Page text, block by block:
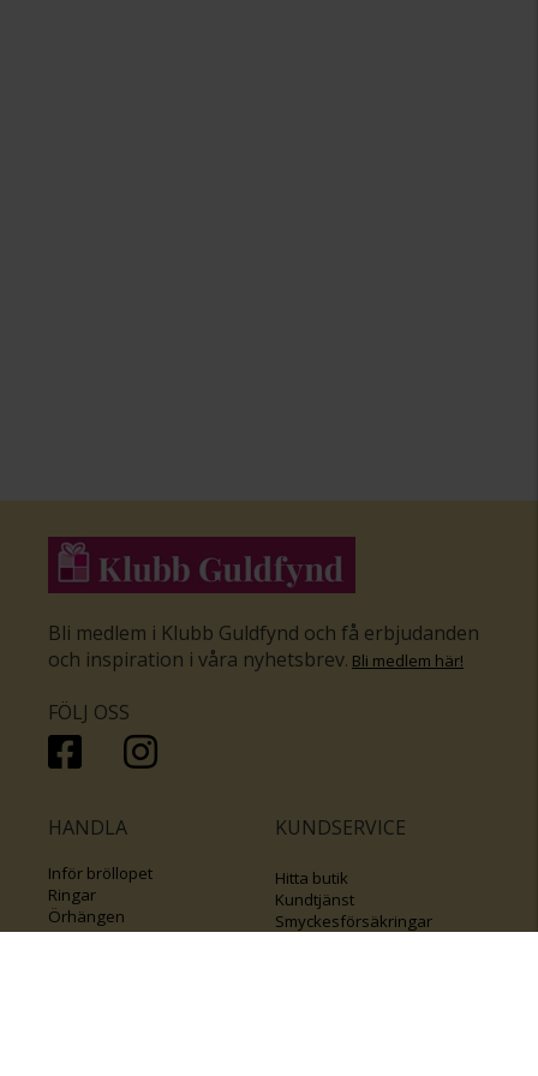
Bli medlem i Klubb Guldfynd och få erbjudanden
och inspiration i våra nyhetsbrev. Bli medlem här!
FÖLJ OSS
HANDLA
Inför bröllopet
Ringar
Örhängen
Halsband
KUNDSERVICE
Hitta butik
Kundtjänst
Smyckesförsäkringar